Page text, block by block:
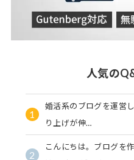
人気の
1
婚活系のブログを運営
り上げが伸…
2
こんにちは。ブログを